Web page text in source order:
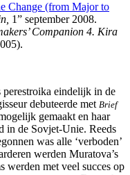
Change (from Major to
1” september 2008.
Companion 4. Kira
eindelijk in de
debuteerde met Brief
gemaakt en haar
in de Sovjet-Unie. Reeds
was alle ‘verboden’
werden Muratova’s
werden met veel succes op